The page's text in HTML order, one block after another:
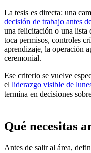
La tesis es directa: una
decisión de trabajo antes
una felicitación o una lista
toca permisos, controles
aprendizaje, la operación
ceremonial.
Ese criterio se vuelve
el liderazgo visible de
termina en decisiones
Qué necesitas
Antes de salir al área,